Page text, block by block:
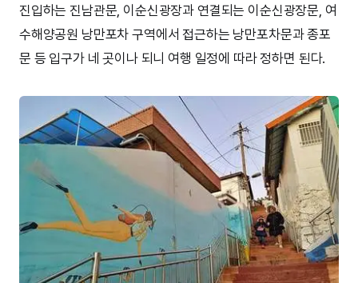
진입하는 진남관문, 이순신광장과 연결되는 이순신광장문, 여
수해양공원 낭만포차 구역에서 접근하는 낭만포차문과 종포
문 등 입구가 네 곳이나 되니 여행 일정에 따라 정하면 된다.